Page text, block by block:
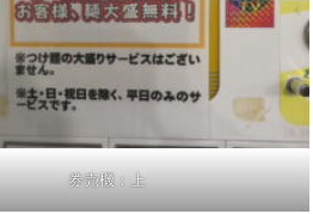
券売機：上